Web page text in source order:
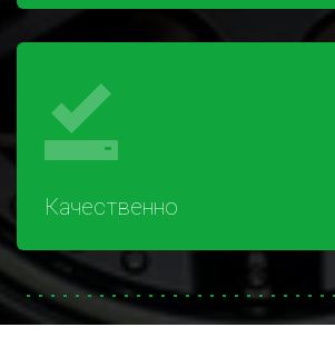
Качественно